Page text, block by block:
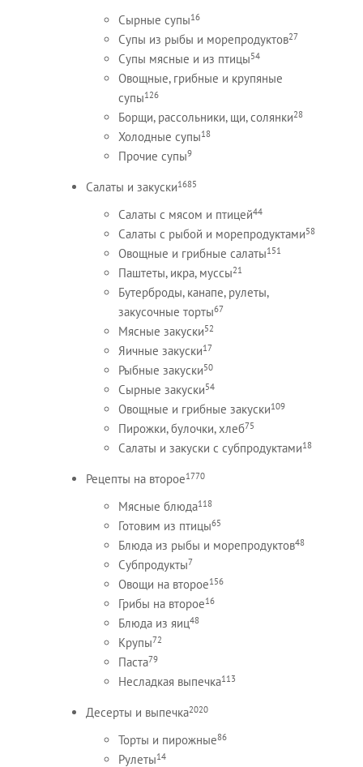
Сырные супы16
Супы из рыбы и морепродуктов27
Супы мясные и из птицы54
Овощные, грибные и крупяные
супы126
Борщи, рассольники, щи, солянки28
Холодные супы18
Прочие супы9
Салаты и закуски1685
Салаты с мясом и птицей44
Салаты с рыбой и морепродуктами58
Овощные и грибные салаты151
Паштеты, икра, муссы21
Бутерброды, канапе, рулеты,
закусочные торты67
Мясные закуски52
Яичные закуски17
Рыбные закуски50
Сырные закуски54
Овощные и грибные закуски109
Пирожки, булочки, хлеб75
Салаты и закуски с субпродуктами18
Рецепты на второе1770
Мясные блюда118
Готовим из птицы65
Блюда из рыбы и морепродуктов48
Субпродукты7
Овощи на второе156
Грибы на второе16
Блюда из яиц48
Крупы72
Паста79
Несладкая выпечка113
Десерты и выпечка2020
Торты и пирожные86
Рулеты14